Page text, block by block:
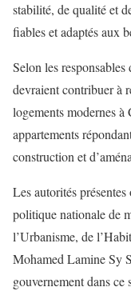
stabilité, de qualité et
fiables et adaptés aux
Selon les
devraient contribuer à
logements modernes
appartements
construction et
Les autorités
politique nationale de
l’Urbanisme, de
Mohamed Lamine Sy
gouvernement dans ce